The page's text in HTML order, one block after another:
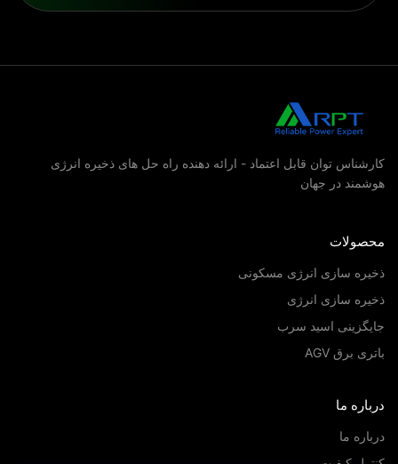
کارشناس توان قابل اعتماد - ارائه دهنده راه حل های ذخیره انرژی
هوشمند در جهان
محصولات
ذخیره سازی انرژی مسکونی
ذخیره سازی انرژی
جایگزینی اسید سرب
باتری برق AGV
درباره ما
درباره ما